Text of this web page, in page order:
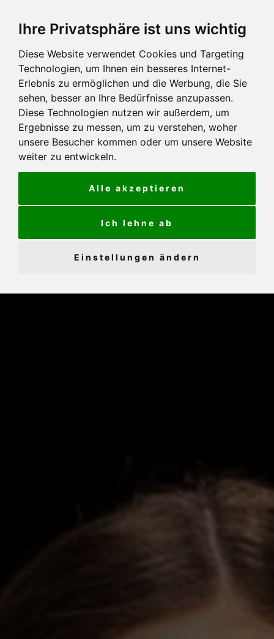
Ihre Privatsphäre ist uns wichtig
Diese Website verwendet Cookies und Targeting
Technologien, um Ihnen ein besseres Internet-
Erlebnis zu ermöglichen und die Werbung, die Sie
sehen, besser an Ihre Bedürfnisse anzupassen.
Diese Technologien nutzen wir außerdem, um
Ergebnisse zu messen, um zu verstehen, woher
unsere Besucher kommen oder um unsere Website
weiter zu entwickeln.
Alle akzeptieren
Ich lehne ab
Einstellungen ändern